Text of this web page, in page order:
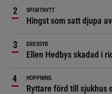
SPORTNYTT
Hingst som satt djupa
DRESSYR
Ellen Hedbys skadad i
HOPPNING
Ryttare förd till sjukhus